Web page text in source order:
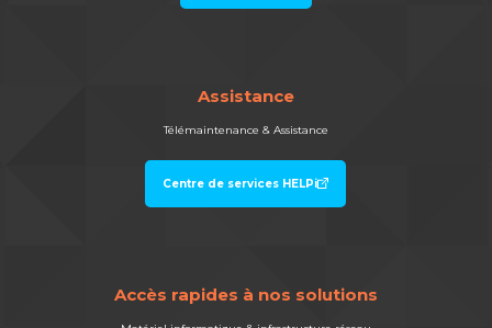
Assistance
Télémaintenance & Assistance
Centre de services HELPi
Accès rapides à nos solutions